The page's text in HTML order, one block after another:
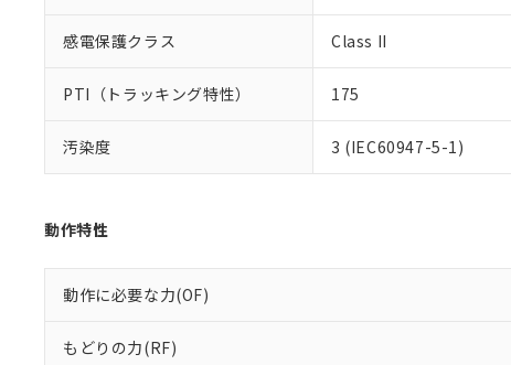
感電保護クラス Class II
PTI（トラッキング特性） 175
汚染度 3 (IEC60947-5-1)
動作特性
動作に必要な力(OF)
もどりの力(RF)
既に当社にて対応品
り割愛しております